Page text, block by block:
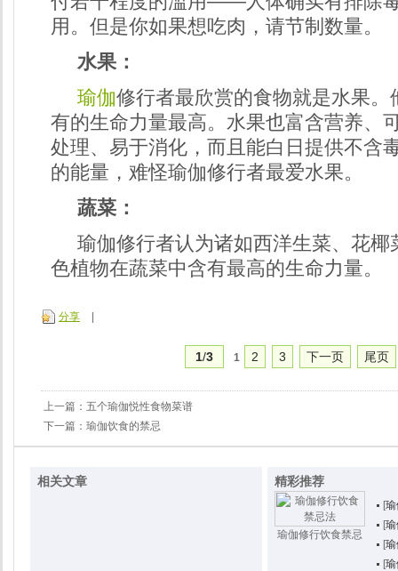
用。但是你如果想吃肉，请节制数量。
水果：
瑜伽修行者最欣赏的食物就是水果。
有的生命力量最高。水果也富含营养、
处理、易于消化，而且能白日提供不含
的能量，难怪瑜伽修行者最爱水果。
蔬菜：
瑜伽修行者认为诸如西洋生菜、花椰
色植物在蔬菜中含有最高的生命力量。
分享
1/3 1 2 3 下一页 尾页
上一篇： 五个瑜伽悦性食物菜谱
下一篇： 瑜伽饮食的禁忌
相关文章 精彩推荐
瑜伽修行饮食禁忌
[
[
[
[